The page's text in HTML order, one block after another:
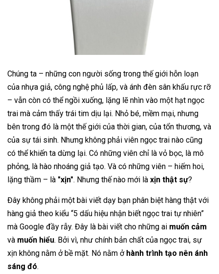
Chúng ta – những con người sống trong thế giới hỗn loạn
của nhựa giả, công nghệ phủ lấp, và ánh đèn sân khấu rực rỡ
– vẫn còn có thể ngồi xuống, lặng lẽ nhìn vào một hạt ngọc
trai mà cảm thấy trái tim dịu lại. Nhỏ bé, mềm mại, nhưng
bên trong đó là một thế giới của thời gian, của tổn thương, và
của sự tái sinh. Nhưng không phải viên ngọc trai nào cũng
có thể khiến ta dừng lại. Có những viên chỉ là vỏ bọc, là mô
phỏng, là hào nhoáng giả tạo. Và có những viên – hiếm hoi,
lặng thầm – là "xịn". Nhưng thế nào mới là xịn thật sự?
Đây không phải một bài viết dạy bạn phân biệt hàng thật với
hàng giả theo kiểu “5 dấu hiệu nhận biết ngọc trai tự nhiên”
mà Google đầy rẫy. Đây là bài viết cho những ai muốn cảm
và muốn hiểu. Bởi vì, như chính bản chất của ngọc trai, sự
xịn không nằm ở bề mặt. Nó nằm ở hành trình tạo nên ánh
sáng đó.